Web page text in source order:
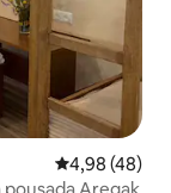
4,98 de uma
4,98 (48)
Aregak